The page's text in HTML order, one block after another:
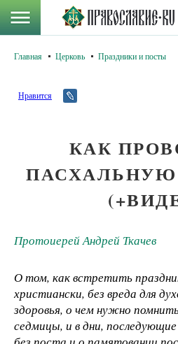
Главная Церковь Праздники и посты
Нравится
КАК
Протоиерей Андрей Ткачев
О том, как встретить
христиански, без вреда для
здоровья, о чем нужно
седмицы, и в дни,